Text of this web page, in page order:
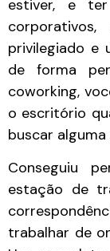
estiver, e
privilegiado e
de forma
coworking,
o escritório
buscar
Conseguiu
estação de
trabalhar de